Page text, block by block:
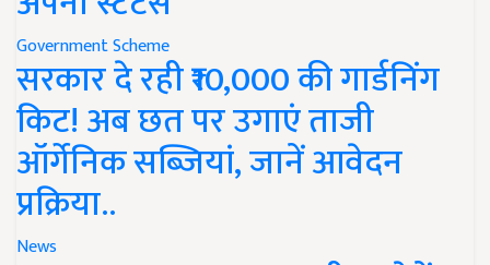
Government Scheme
सरकार दे रही ₹10,000 की गार्डनिंग
किट! अब छत पर उगाएं ताजी
ऑर्गेनिक सब्जियां, जानें आवेदन
प्रक्रिया..
News